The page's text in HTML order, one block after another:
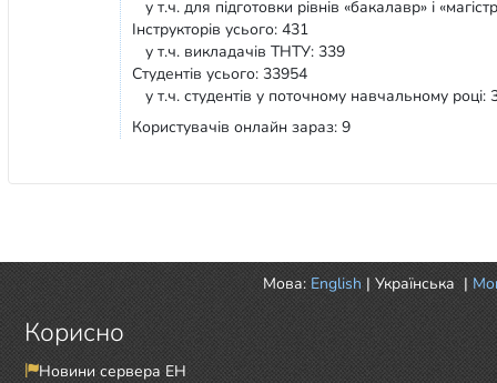
у т.ч. для підготовки рівнів «бакалавр» і
Інструкторів усього: 431
у т.ч. викладачів ТНТУ: 339
Студентів усього: 33954
у т.ч. студентів у поточному навчальному році:
Користувачів онлайн зараз: 9
Мова: English | Українська |
Корисно
Новини сервера ЕН